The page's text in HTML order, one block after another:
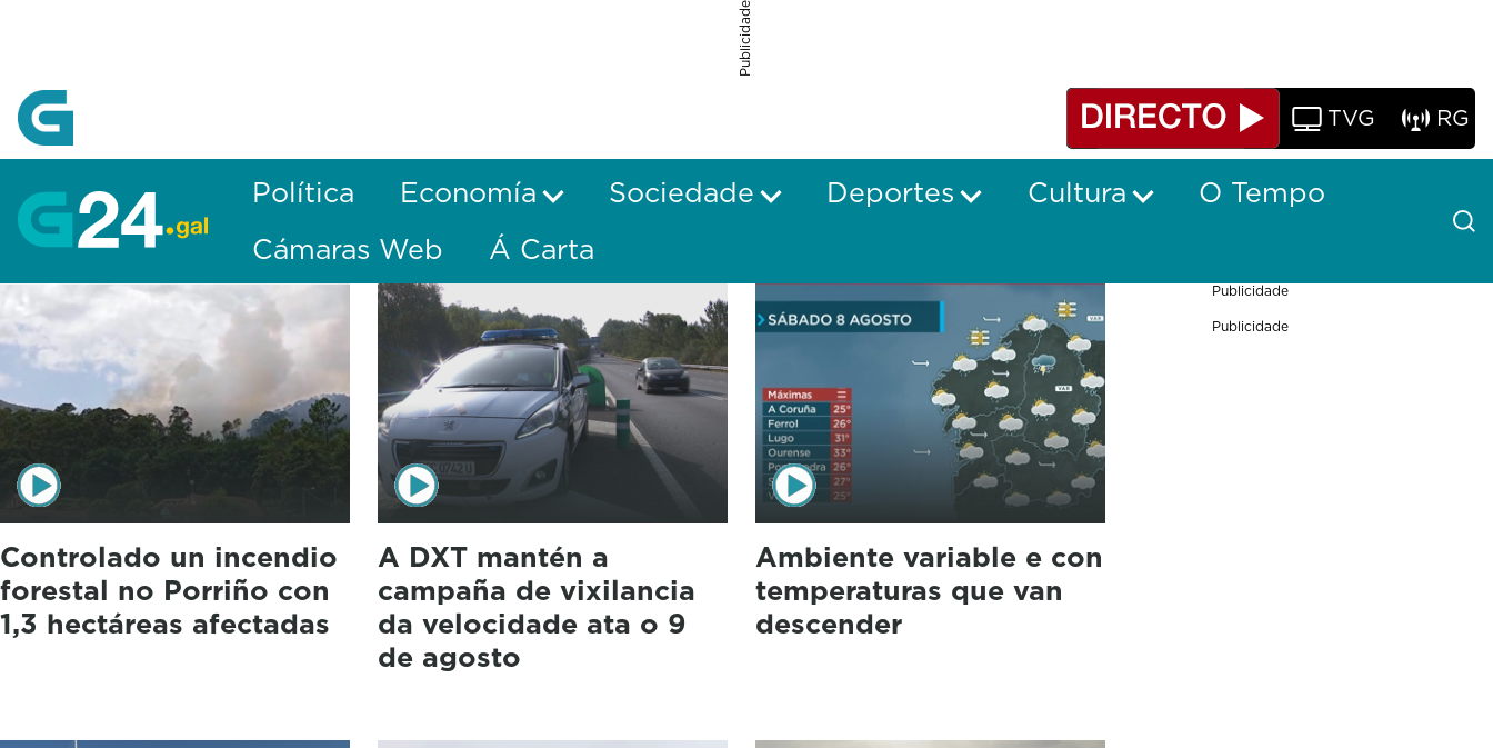
Publicidade
TVG RG
Política Economía Sociedade Deportes Cultura
O Tempo
Cámaras Web
Á Carta
Controlado un incendio
forestal no Porriño con
1,3 hectáreas afectadas
A DXT mantén a
campaña de vixilancia
da velocidade ata o 9
de agosto
Ambiente variable e con
temperaturas que van
descender
Publicidade
Publicidade